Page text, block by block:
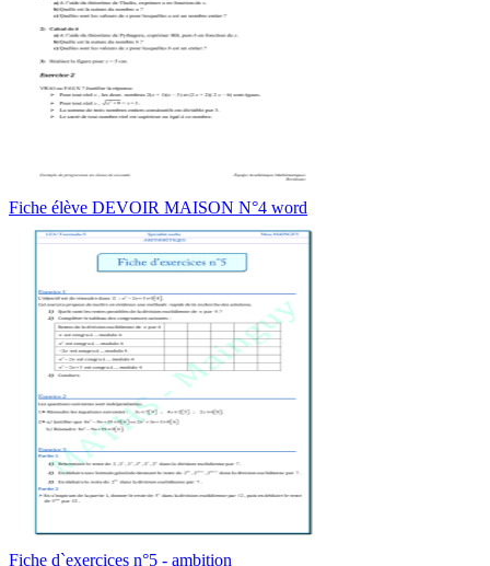
Fiche élève DEVOIR MAISON N°4 word
Fiche d`exercices n°5 - ambition